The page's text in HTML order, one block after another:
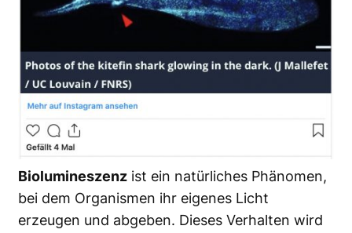
Biolumineszenz ist ein natürliches Phänomen,
bei dem Organismen ihr eigenes Licht
erzeugen und abgeben. Dieses Verhalten wird